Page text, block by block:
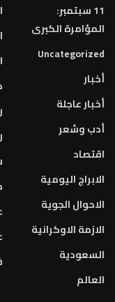
11 سبتمبر:
المؤامرة الكبرى
Uncategorized
أخبار
أخبار عاجلة
أدب وشعر
اقتصاد
الابراج اليومية
الاحوال الجوية
الازمة الاوكرانية
السعودية
العالم